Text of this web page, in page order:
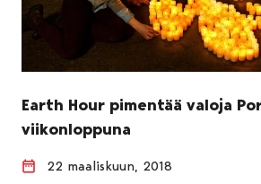
Earth Hour pimentää valoja
viikonloppuna
22 maaliskuun, 2018